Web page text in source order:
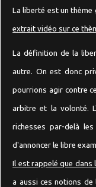
La liberté est un thème
extrait vidéo sur ce
La définition de la
autre. On est donc
pourrions agir contre
arbitre et la volonté.
richesses par-delà
d'annoncer le libre
Il est rappelé que dans
a aussi ces notions